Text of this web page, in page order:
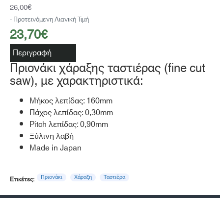
23,70€
26,00€
- Προτεινόμενη Λιανική Τιμή
Περιγραφή
Πριονάκι χάραξης ταστιέρας (fine cut
saw), με χαρακτηριστικά:
Μήκος λεπίδας: 160mm
Πάχος λεπίδας: 0,30mm
Pitch λεπίδας: 0,90mm
Ξύλινη λαβή
Made in Japan
Ετικέτες: Πριονάκι Χάραξη Ταστιέρα